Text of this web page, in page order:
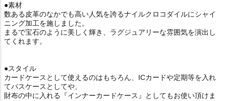
●素材
数ある皮革のなかでも高い人気を誇るナイルクロコダイルにシャイ
ニング加工を施しました。
まるで宝石のように美しく輝き、ラグジュアリーな雰囲気を演出し
てくれます。
●スタイル
カードケースとして使えるのはもちろん、ICカードや定期等を入れ
てパスケースとしてや、
財布の中に入れる『インナーカードケース』としてもお使い頂けま